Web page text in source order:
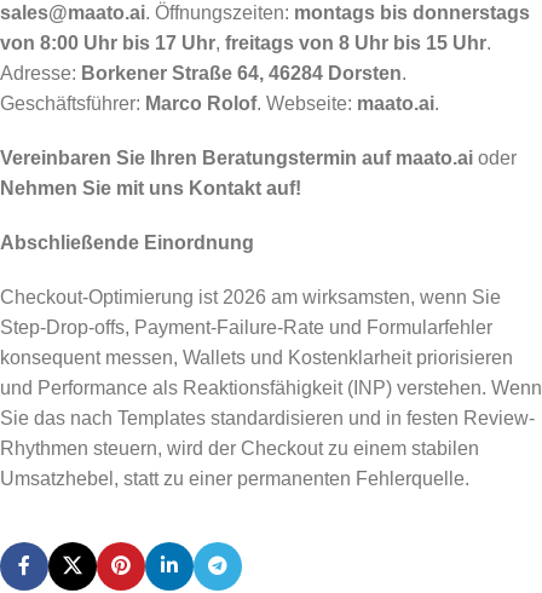
sales@maato.ai. Öffnungszeiten: montags bis donnerstags
von 8:00 Uhr bis 17 Uhr, freitags von 8 Uhr bis 15 Uhr.
Adresse: Borkener Straße 64, 46284 Dorsten.
Geschäftsführer: Marco Rolof. Webseite: maato.ai.
Vereinbaren Sie Ihren Beratungstermin auf maato.ai oder
Nehmen Sie mit uns Kontakt auf!
Abschließende Einordnung
Checkout-Optimierung ist 2026 am wirksamsten, wenn Sie
Step-Drop-offs, Payment-Failure-Rate und Formularfehler
konsequent messen, Wallets und Kostenklarheit priorisieren
und Performance als Reaktionsfähigkeit (INP) verstehen. Wenn
Sie das nach Templates standardisieren und in festen Review-
Rhythmen steuern, wird der Checkout zu einem stabilen
Umsatzhebel, statt zu einer permanenten Fehlerquelle.